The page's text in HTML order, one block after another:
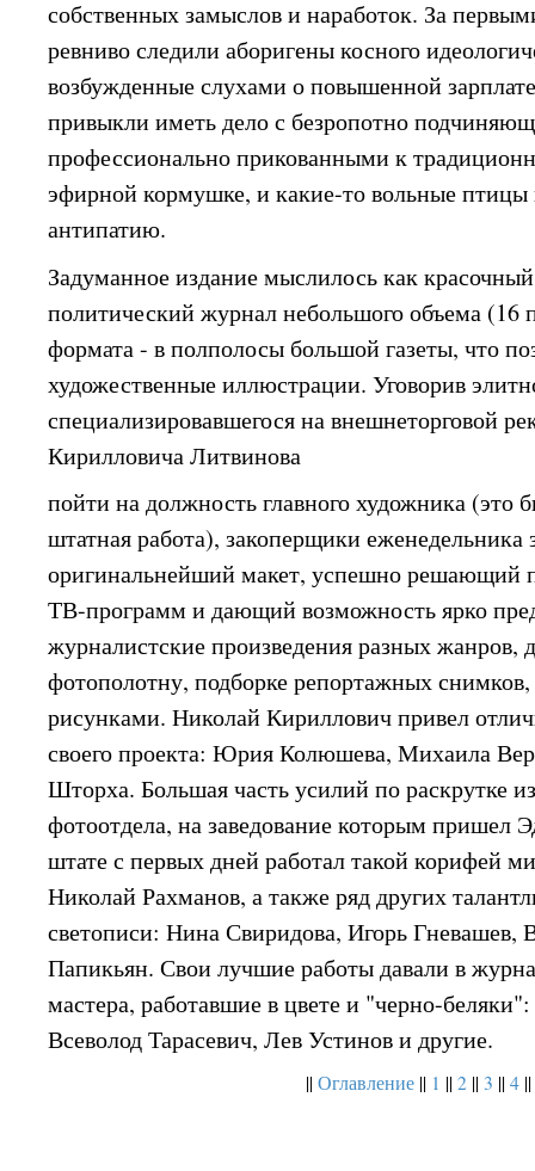
собственных замыслов и наработок. За
ревниво следили аборигены косного
возбужденные слухами о повышенной
привыкли иметь дело с безропотно
профессионально прикованными к
эфирной кормушке, и какие-то вольные птицы
антипатию.
Задуманное издание мыслилось как
политический журнал небольшого объема (16
формата - в полполосы большой газеты, что
художественные иллюстрации. Уговорив
специализировавшегося на внешнеторговой
Кирилловича Литвинова
пойти на должность главного художника (это
штатная работа), закоперщики еженедельника
оригинальнейший макет, успешно решающий
ТВ-программ и дающий возможность ярко
журналистские произведения разных жанров,
фотополотну, подборке репортажных снимков,
рисунками. Николай Кириллович привел
своего проекта: Юрия Колюшева, Михаила
Шторха. Большая часть усилий по раскрутке
фотоотдела, на заведование которым пришел
штате с первых дней работал такой корифей
Николай Рахманов, а также ряд других
светописи: Нина Свиридова, Игорь Гневашев,
Папикьян. Свои лучшие работы давали в
мастера, работавшие в цвете и "черно-
Всеволод Тарасевич, Лев Устинов и другие.
|| Оглавление || 1 || 2 || 3 || 4 ||